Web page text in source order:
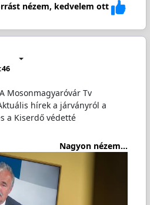
nézem, kedvelem ott
Mosonmagyaróvár Tv
hírek a járványról a
a Kiserdő védetté
Nagyon nézem...